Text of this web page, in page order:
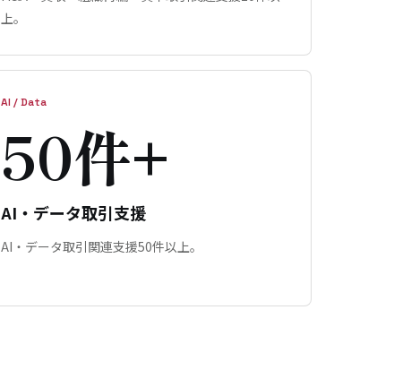
上。
AI / Data
50件+
AI・データ取引支援
AI・データ取引関連支援50件以上。